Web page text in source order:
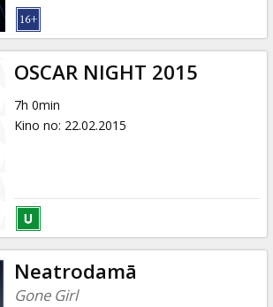
OSCAR NIGHT 2015
7h 0min
Kino no: 22.02.2015
Neatrodamā
Gone Girl